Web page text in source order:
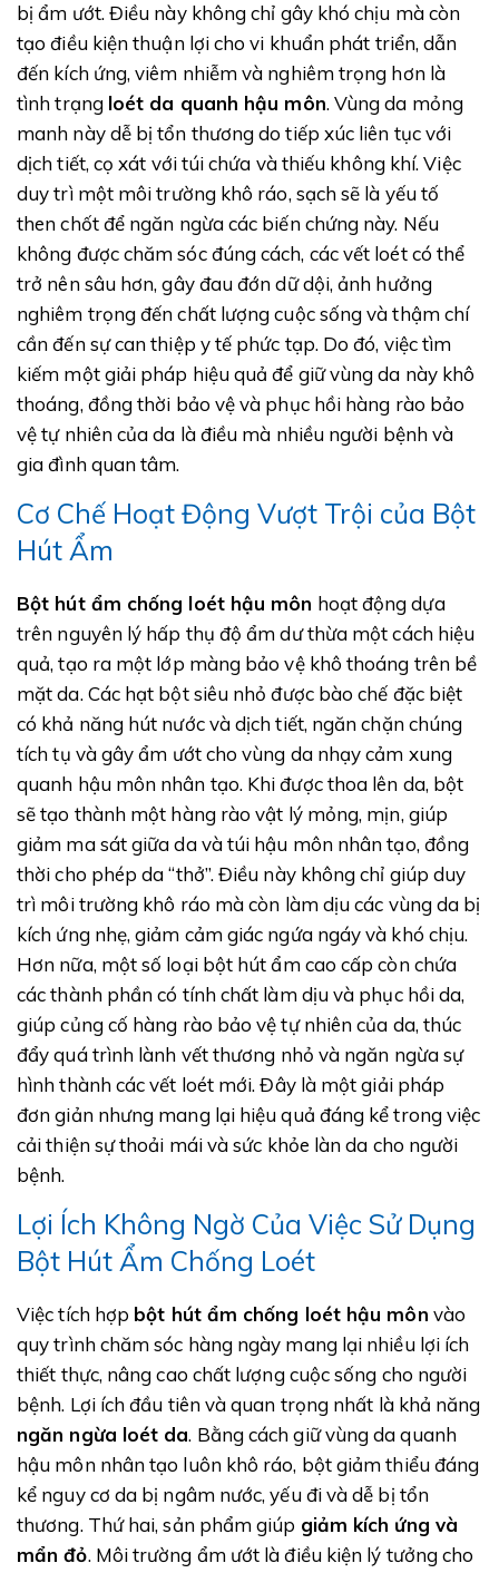
bị ẩm ướt. Điều này không chỉ gây khó chịu mà còn
tạo điều kiện thuận lợi cho vi khuẩn phát triển, dẫn
đến kích ứng, viêm nhiễm và nghiêm trọng hơn là
tình trạng loét da quanh hậu môn. Vùng da mỏng
manh này dễ bị tổn thương do tiếp xúc liên tục với
dịch tiết, cọ xát với túi chứa và thiếu không khí. Việc
duy trì một môi trường khô ráo, sạch sẽ là yếu tố
then chốt để ngăn ngừa các biến chứng này. Nếu
không được chăm sóc đúng cách, các vết loét có thể
trở nên sâu hơn, gây đau đớn dữ dội, ảnh hưởng
nghiêm trọng đến chất lượng cuộc sống và thậm chí
cần đến sự can thiệp y tế phức tạp. Do đó, việc tìm
kiếm một giải pháp hiệu quả để giữ vùng da này khô
thoáng, đồng thời bảo vệ và phục hồi hàng rào bảo
vệ tự nhiên của da là điều mà nhiều người bệnh và
gia đình quan tâm.
Cơ Chế Hoạt Động Vượt Trội của Bột
Hút Ẩm
Bột hút ẩm chống loét hậu môn hoạt động dựa
trên nguyên lý hấp thụ độ ẩm dư thừa một cách hiệu
quả, tạo ra một lớp màng bảo vệ khô thoáng trên bề
mặt da. Các hạt bột siêu nhỏ được bào chế đặc biệt
có khả năng hút nước và dịch tiết, ngăn chặn chúng
tích tụ và gây ẩm ướt cho vùng da nhạy cảm xung
quanh hậu môn nhân tạo. Khi được thoa lên da, bột
sẽ tạo thành một hàng rào vật lý mỏng, mịn, giúp
giảm ma sát giữa da và túi hậu môn nhân tạo, đồng
thời cho phép da “thở”. Điều này không chỉ giúp duy
trì môi trường khô ráo mà còn làm dịu các vùng da bị
kích ứng nhẹ, giảm cảm giác ngứa ngáy và khó chịu.
Hơn nữa, một số loại bột hút ẩm cao cấp còn chứa
các thành phần có tính chất làm dịu và phục hồi da,
giúp củng cố hàng rào bảo vệ tự nhiên của da, thúc
đẩy quá trình lành vết thương nhỏ và ngăn ngừa sự
hình thành các vết loét mới. Đây là một giải pháp
đơn giản nhưng mang lại hiệu quả đáng kể trong việc
cải thiện sự thoải mái và sức khỏe làn da cho người
bệnh.
Lợi Ích Không Ngờ Của Việc Sử Dụng
Bột Hút Ẩm Chống Loét
Việc tích hợp bột hút ẩm chống loét hậu môn vào
quy trình chăm sóc hàng ngày mang lại nhiều lợi ích
thiết thực, nâng cao chất lượng cuộc sống cho người
bệnh. Lợi ích đầu tiên và quan trọng nhất là khả năng
ngăn ngừa loét da. Bằng cách giữ vùng da quanh
hậu môn nhân tạo luôn khô ráo, bột giảm thiểu đáng
kể nguy cơ da bị ngâm nước, yếu đi và dễ bị tổn
thương. Thứ hai, sản phẩm giúp giảm kích ứng và
mẩn đỏ. Môi trường ẩm ướt là điều kiện lý tưởng cho